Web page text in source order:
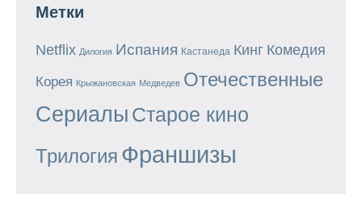
Метки
Netflix Дилогия Испания Кастанеда Кинг Комедия
Корея Крыжановская Медведев Отечественные
Сериалы Старое кино
Трилогия Франшизы